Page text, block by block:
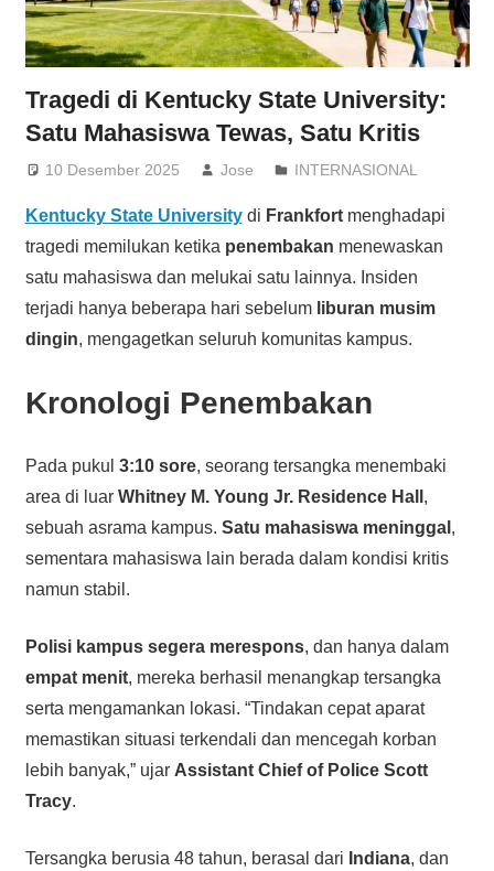
Tragedi di Kentucky State University:
Satu Mahasiswa Tewas, Satu Kritis
10 Desember 2025 Jose INTERNASIONAL
Kentucky State Universitydi Frankfortmenghadapi
tragedi memilukan ketika penembakan menewaskan
satu mahasiswa dan melukai satu lainnya. Insiden
terjadi hanya beberapa hari sebelum liburan musim
dingin, mengagetkan seluruh komunitas kampus.
Kronologi Penembakan
Pada pukul 3:10 sore, seorang tersangka menembaki
area di luar Whitney M. Young Jr. Residence Hall ,
sebuah asrama kampus. Satu mahasiswa meninggal ,
sementara mahasiswa lain berada dalam kondisi kritis
namun stabil.
Polisi kampus segera merespons, dan hanya dalam
empat menit, mereka berhasil menangkap tersangka
serta mengamankan lokasi. “Tindakan cepat aparat
memastikan situasi terkendali dan mencegah korban
lebih banyak,” ujar Assistant Chief of Police Scott
Tracy.
Tersangka berusia 48 tahun, berasal dari Indiana, dan